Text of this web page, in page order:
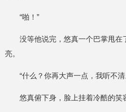
“啪！”
没等他说完，悠真一个巴掌甩在
亮。
“什么？你再大声一点，我听不清
悠真俯下身，脸上挂着冷酷的笑